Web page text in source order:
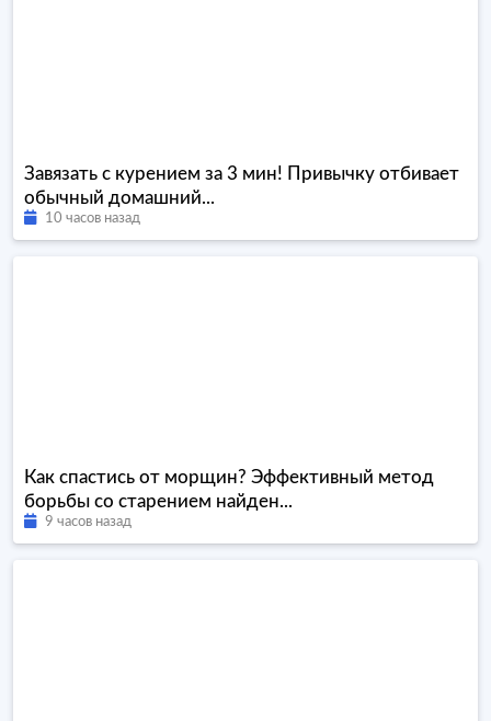
Завязать с курением за 3 мин! Привычку отбивает
обычный домашний...
10 часов назад
Как спастись от морщин? Эффективный метод
борьбы со старением найден...
9 часов назад